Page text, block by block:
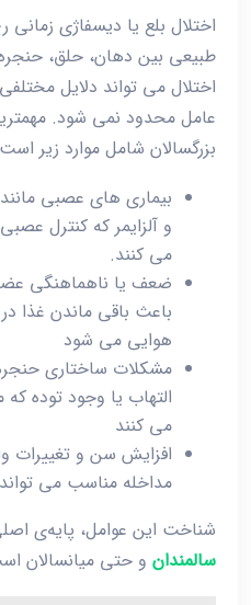
اختلال بلع یا دیسفاژی
طبیعی بین دهان، حلق،
اختلال می ‌تواند دلایل
عامل محدود نمی ‌شود.
بزرگسالان شامل موارد زیر
بیماری ‌های عصبی
و آلزایمر که کنترل
می ‌کنند.
ضعف یا ناهماهنگی
باعث باقی ماندن غذا
هوایی می ‌شود
مشکلات ساختاری
التهاب یا وجود توده
می ‌کنند
افزایش سن و تغییرات
مداخله مناسب می‌
شناخت این عوامل، پایه‌ی
سالمندان و حتی میانسالان